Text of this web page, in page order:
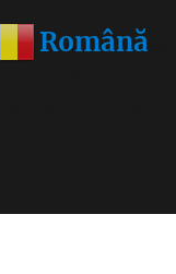
was called
Română